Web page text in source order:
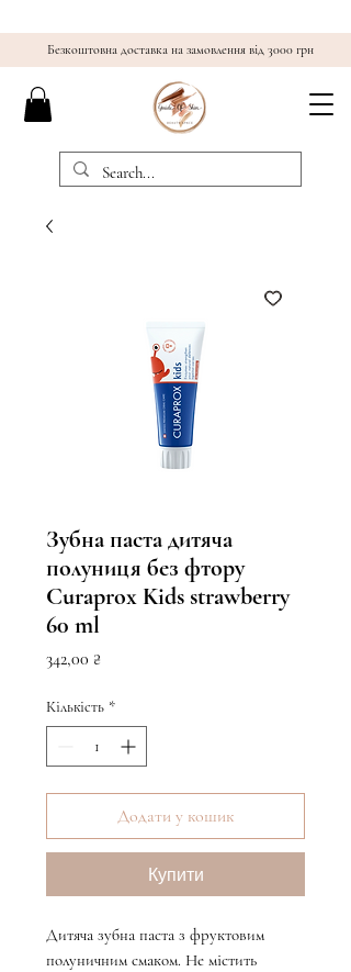
Безкоштовна доставка на замовлення від 3000 грн
Зубна паста дитяча
полуниця без фтору
Curaprox Kids strawberry
60 ml
342,00 ₴
Кількість *
Додати у кошик
Купити
Дитяча зубна паста з фруктовим
полуничним смаком. Не містить